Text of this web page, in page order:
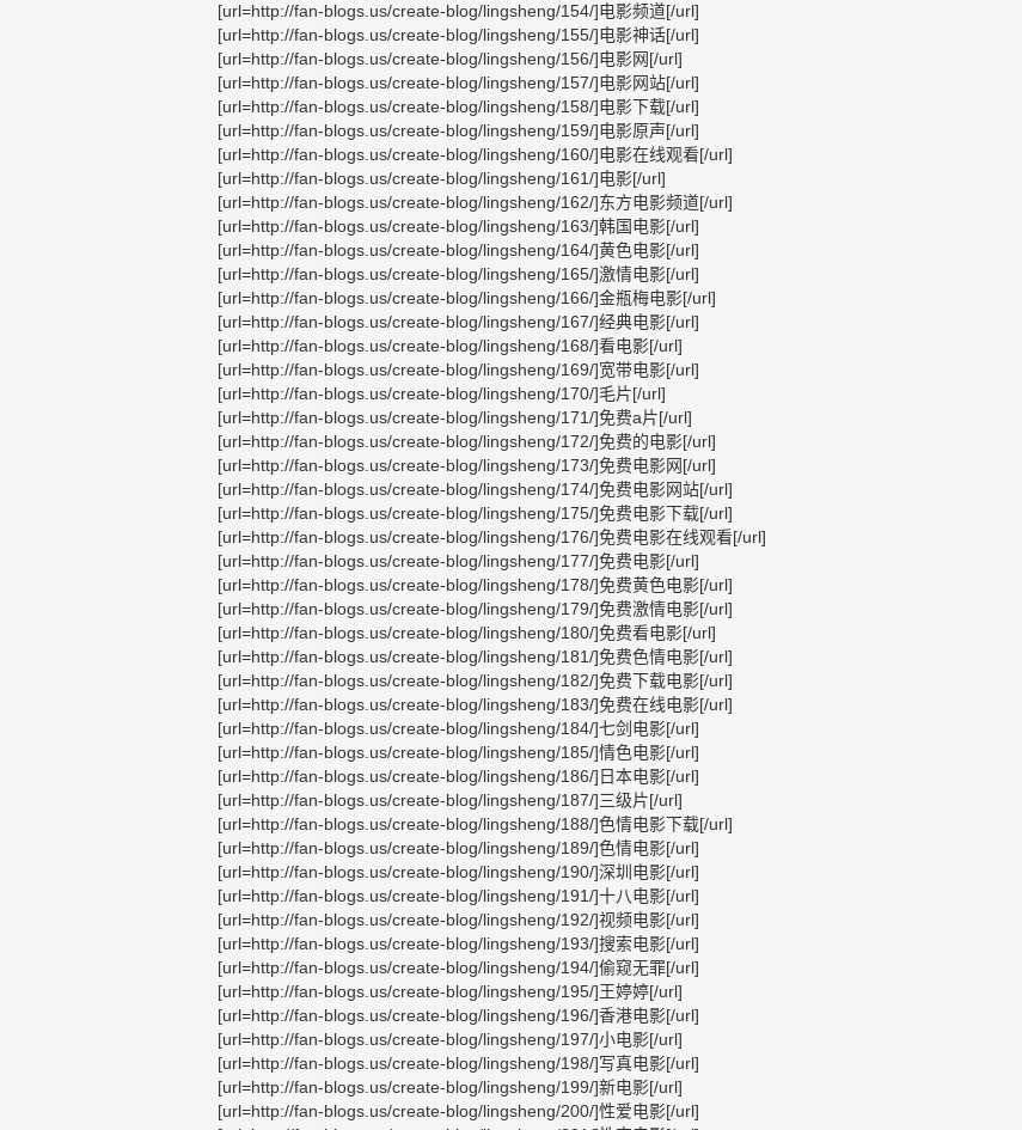
[url=http://fan-blogs.us/create-blog/lingsheng/154/]电影频道[/url]
[url=http://fan-blogs.us/create-blog/lingsheng/155/]电影神话[/url]
[url=http://fan-blogs.us/create-blog/lingsheng/156/]电影网[/url]
[url=http://fan-blogs.us/create-blog/lingsheng/157/]电影网站[/url]
[url=http://fan-blogs.us/create-blog/lingsheng/158/]电影下载[/url]
[url=http://fan-blogs.us/create-blog/lingsheng/159/]电影原声[/url]
[url=http://fan-blogs.us/create-blog/lingsheng/160/]电影在线观看[/url]
[url=http://fan-blogs.us/create-blog/lingsheng/161/]电影[/url]
[url=http://fan-blogs.us/create-blog/lingsheng/162/]东方电影频道[/url]
[url=http://fan-blogs.us/create-blog/lingsheng/163/]韩国电影[/url]
[url=http://fan-blogs.us/create-blog/lingsheng/164/]黄色电影[/url]
[url=http://fan-blogs.us/create-blog/lingsheng/165/]激情电影[/url]
[url=http://fan-blogs.us/create-blog/lingsheng/166/]金瓶梅电影[/url]
[url=http://fan-blogs.us/create-blog/lingsheng/167/]经典电影[/url]
[url=http://fan-blogs.us/create-blog/lingsheng/168/]看电影[/url]
[url=http://fan-blogs.us/create-blog/lingsheng/169/]宽带电影[/url]
[url=http://fan-blogs.us/create-blog/lingsheng/170/]毛片[/url]
[url=http://fan-blogs.us/create-blog/lingsheng/171/]免费a片[/url]
[url=http://fan-blogs.us/create-blog/lingsheng/172/]免费的电影[/url]
[url=http://fan-blogs.us/create-blog/lingsheng/173/]免费电影网[/url]
[url=http://fan-blogs.us/create-blog/lingsheng/174/]免费电影网站[/url]
[url=http://fan-blogs.us/create-blog/lingsheng/175/]免费电影下载[/url]
[url=http://fan-blogs.us/create-blog/lingsheng/176/]免费电影在线观看[/url]
[url=http://fan-blogs.us/create-blog/lingsheng/177/]免费电影[/url]
[url=http://fan-blogs.us/create-blog/lingsheng/178/]免费黄色电影[/url]
[url=http://fan-blogs.us/create-blog/lingsheng/179/]免费激情电影[/url]
[url=http://fan-blogs.us/create-blog/lingsheng/180/]免费看电影[/url]
[url=http://fan-blogs.us/create-blog/lingsheng/181/]免费色情电影[/url]
[url=http://fan-blogs.us/create-blog/lingsheng/182/]免费下载电影[/url]
[url=http://fan-blogs.us/create-blog/lingsheng/183/]免费在线电影[/url]
[url=http://fan-blogs.us/create-blog/lingsheng/184/]七剑电影[/url]
[url=http://fan-blogs.us/create-blog/lingsheng/185/]情色电影[/url]
[url=http://fan-blogs.us/create-blog/lingsheng/186/]日本电影[/url]
[url=http://fan-blogs.us/create-blog/lingsheng/187/]三级片[/url]
[url=http://fan-blogs.us/create-blog/lingsheng/188/]色情电影下载[/url]
[url=http://fan-blogs.us/create-blog/lingsheng/189/]色情电影[/url]
[url=http://fan-blogs.us/create-blog/lingsheng/190/]深圳电影[/url]
[url=http://fan-blogs.us/create-blog/lingsheng/191/]十八电影[/url]
[url=http://fan-blogs.us/create-blog/lingsheng/192/]视频电影[/url]
[url=http://fan-blogs.us/create-blog/lingsheng/193/]搜索电影[/url]
[url=http://fan-blogs.us/create-blog/lingsheng/194/]偷窥无罪[/url]
[url=http://fan-blogs.us/create-blog/lingsheng/195/]王婷婷[/url]
[url=http://fan-blogs.us/create-blog/lingsheng/196/]香港电影[/url]
[url=http://fan-blogs.us/create-blog/lingsheng/197/]小电影[/url]
[url=http://fan-blogs.us/create-blog/lingsheng/198/]写真电影[/url]
[url=http://fan-blogs.us/create-blog/lingsheng/199/]新电影[/url]
[url=http://fan-blogs.us/create-blog/lingsheng/200/]性爱电影[/url]